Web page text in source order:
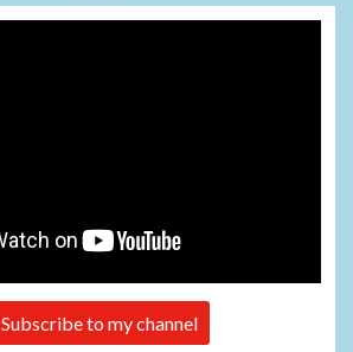
Subscribe to my channel